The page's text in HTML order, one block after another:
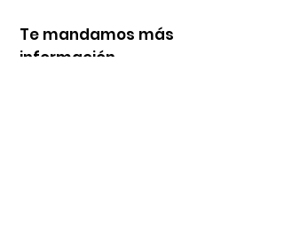
Te mandamos más
información